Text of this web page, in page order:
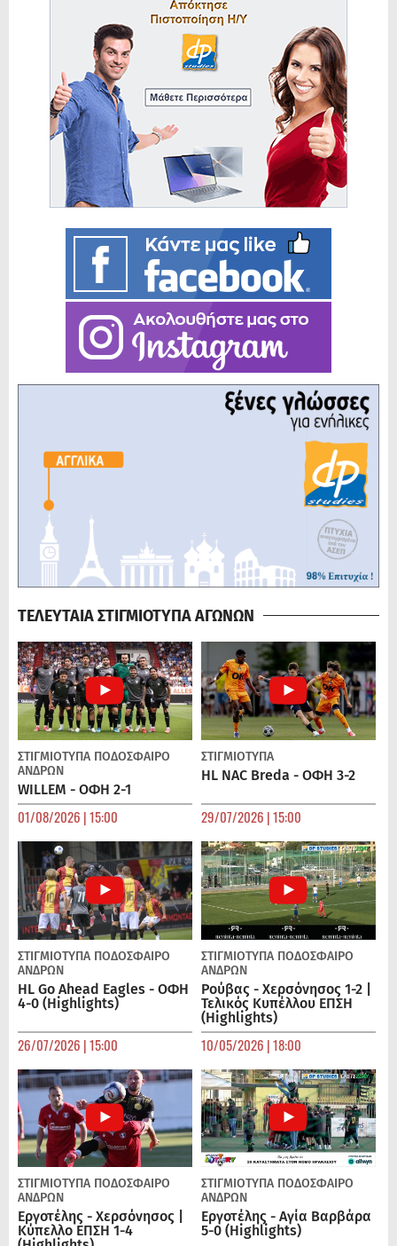
ΤΕΛΕΥΤΑΙΑ ΣΤΙΓΜΙΟΤΥΠΑ ΑΓΩΝΩΝ
ΣΤΙΓΜΙΟΤΥΠΑ ΠΟΔΌΣΦΑΙΡΟ
ΑΝΔΡΏΝ
WILLEM - ΟΦΗ 2-1
01/08/2026 | 15:00
ΣΤΙΓΜΙΟΤΥΠΑ
HL NAC Breda - ΟΦΗ 3-2
29/07/2026 | 15:00
ΣΤΙΓΜΙΟΤΥΠΑ ΠΟΔΌΣΦΑΙΡΟ
ΑΝΔΡΏΝ
HL Go Ahead Eagles - ΟΦΗ
4-0 (Highlights)
26/07/2026 | 15:00
ΣΤΙΓΜΙΟΤΥΠΑ ΠΟΔΌΣΦΑΙΡΟ
ΑΝΔΡΏΝ
Ρούβας - Χερσόνησος 1-2 |
Τελικός Κυπέλλου ΕΠΣΗ
(Highlights)
10/05/2026 | 18:00
ΣΤΙΓΜΙΟΤΥΠΑ ΠΟΔΌΣΦΑΙΡΟ
ΑΝΔΡΏΝ
Εργοτέλης - Χερσόνησος |
Κύπελλο ΕΠΣΗ 1-4
ΣΤΙΓΜΙΟΤΥΠΑ ΠΟΔΌΣΦΑΙΡΟ
ΑΝΔΡΏΝ
Εργοτέλης - Αγία Βαρβάρα
5-0 (Highlights)